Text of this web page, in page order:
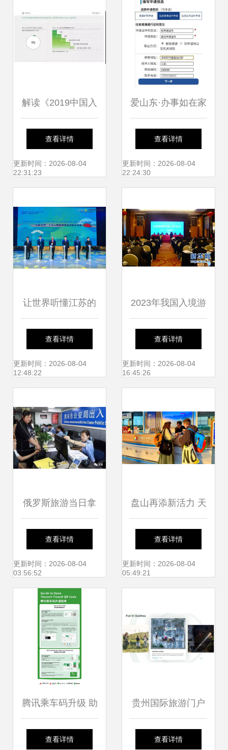
解读《2019中国入
境游报告》 从游客
行为与态度看入境
查看详情
更新时间：2026-08-04
22:31:23
爱山东·办事如在家
查看详情
更新时间：2026-08-04
22:24:30
让世界听懂江苏的
水韵 入境旅游精品
线路评选揭晓
查看详情
更新时间：2026-08-04
12:48:22
2023年我国入境游
力推四类重点产
品，全面升级入境
查看详情
更新时间：2026-08-04
16:45:26
俄罗斯旅游当日拿
证？哈拉少哈拉
少！探秘高效入境
旅游服务新体验
查看详情
更新时间：2026-08-04
03:56:52
盘山再添新活力 天
津北京新增旅游专
线，蓟州空轨首期
查看详情
更新时间：2026-08-04
05:49:21
腾讯乘车码升级 助
力全球游客便捷出
查看详情
贵州国际旅游门户
网站上线 国内旅游
查看详情